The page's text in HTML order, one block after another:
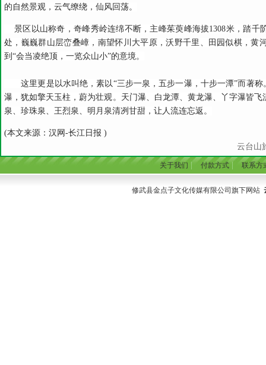
的自然景观，云气缭绕，仙风回荡。
景区以山称奇，奇峰秀岭连绵不断，主峰茱萸峰海拔1308米，踏千
处，巍巍群山层峦叠嶂，南望怀川大平原，沃野千里、田园似棋，黄
到“会当凌绝顶，一览众山小”的意境。
这里更是以水叫绝，素以“三步一泉，五步一瀑，十步一潭”而著称
瀑，犹如擎天玉柱，蔚为壮观。天门瀑、白龙潭、黄龙瀑、丫字瀑皆
泉、珍珠泉、王烈泉、明月泉清冽甘甜，让人流连忘返。
(本文来源：汉网-长江日报 )
云台山
关于我们 付款方式| 联系方
修武县金点子文化传媒有限公司旗下网站